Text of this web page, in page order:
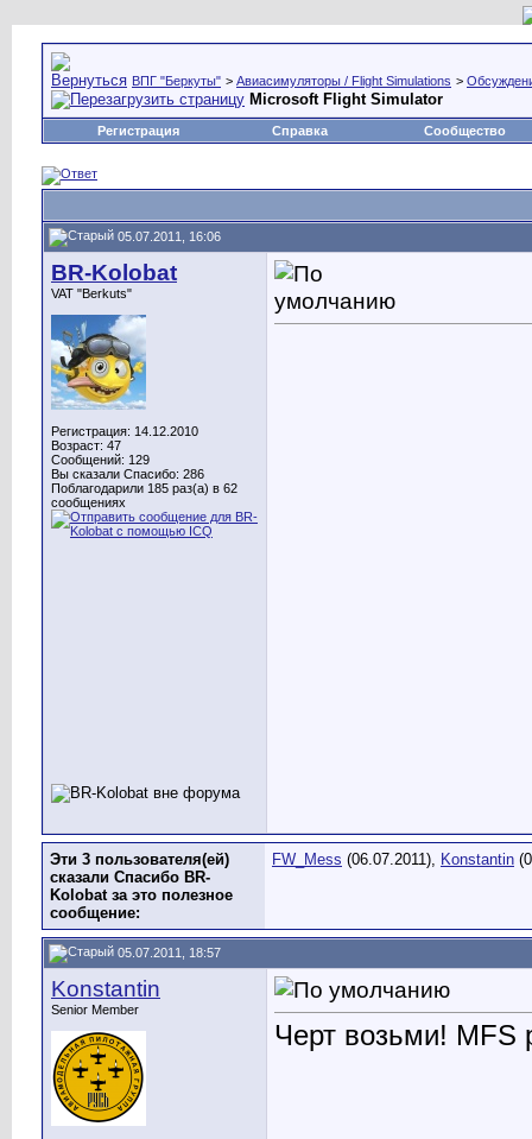
ВПГ "Беркуты" > Авиасимуляторы / Flight Simulations >
Microsoft Flight Simulator
Регистрация Справка Сообщество
05.07.2011, 16:06
BR-Kolobat
VAT "Berkuts"
Регистрация: 14.12.2010
Возраст: 47
Сообщений: 129
Вы сказали Спасибо: 286
Поблагодарили 185 раз(а) в 62
сообщениях
Эти 3 пользователя(ей)
сказали Спасибо BR-
Kolobat за это полезное
сообщение:
FW_Mess (06.07.2011), Konstantin
05.07.2011, 18:57
Konstantin
Senior Member
Черт возьми! МFS